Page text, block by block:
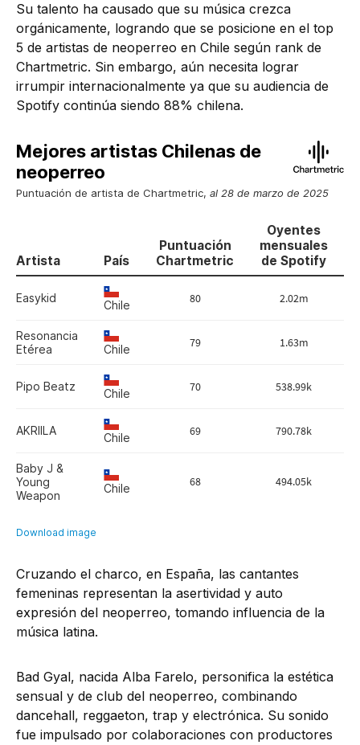
Su talento ha causado que su música crezca
orgánicamente, logrando que se posicione en el top
5 de artistas de neoperreo en Chile según rank de
Chartmetric. Sin embargo, aún necesita lograr
irrumpir internacionalmente ya que su audiencia de
Spotify continúa siendo 88% chilena.
Cruzando el charco, en España, las cantantes
femeninas representan la asertividad y auto
expresión del neoperreo, tomando influencia de la
música latina.
Bad Gyal, nacida Alba Farelo, personifica la estética
sensual y de club del neoperreo, combinando
dancehall, reggaeton, trap y electrónica. Su sonido
fue impulsado por colaboraciones con productores